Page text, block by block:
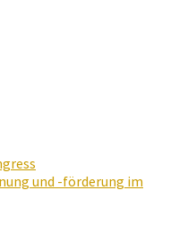
und -förderung im